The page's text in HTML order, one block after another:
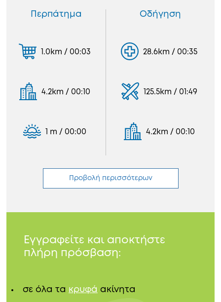
Περπάτημα
1.0km / 00:03
4.2km / 00:10
1 m / 00:00
Οδήγηση
28.6km / 00:35
125.5km / 01:49
4.2km / 00:10
Προβολή περισσότερων
Εγγραφείτε και αποκτήστε
πλήρη πρόσβαση:
σε όλα τα κρυφά ακίνητα